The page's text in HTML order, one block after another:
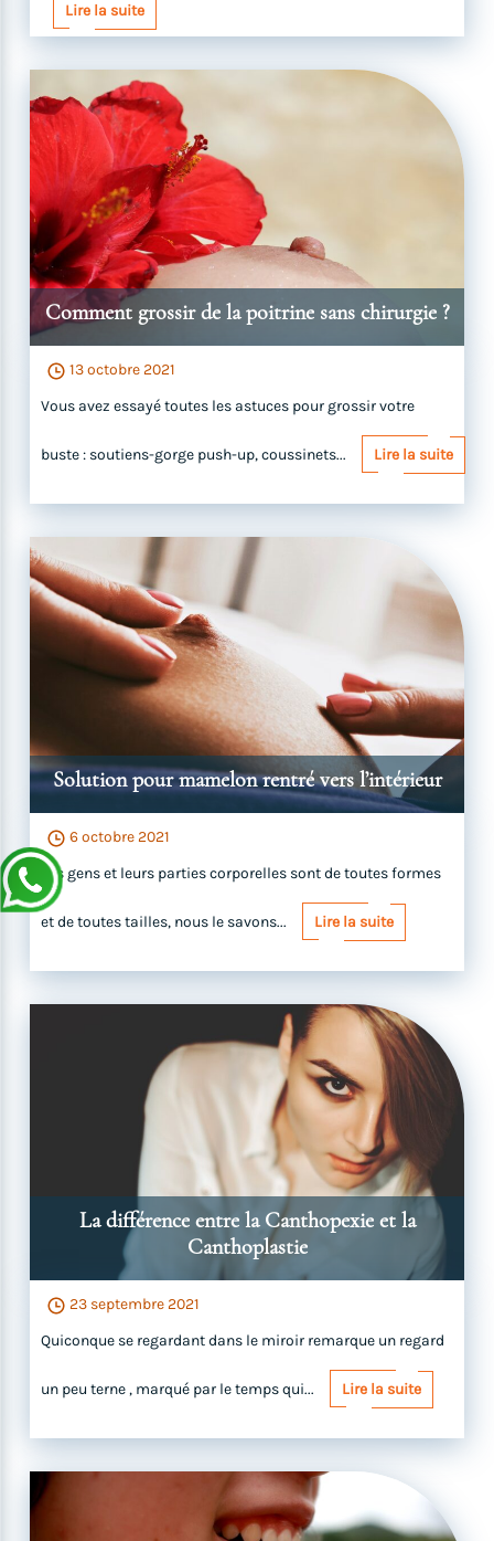
Lire la suite
13 octobre 2021
Comment grossir de la poitrine sans chirurgie ?
Vous avez essayé toutes les astuces pour grossir votre
buste : soutiens-gorge push-up, coussinets... Lire la suite
6 octobre 2021
Solution pour mamelon rentré vers l’intérieur
Les gens et leurs parties corporelles sont de toutes formes
et de toutes tailles, nous le savons... Lire la suite
23 septembre 2021
La différence entre la Canthopexie et la
Canthoplastie
Quiconque se regardant dans le miroir remarque un regard
un peu terne , marqué par le temps qui... Lire la suite